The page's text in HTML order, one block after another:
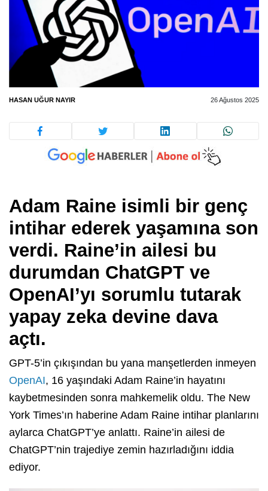
HASAN UĞUR NAYIR 26 Ağustos 2025
Adam Raine isimli bir genç
intihar ederek yaşamına son
verdi. Raine’in ailesi bu
durumdan ChatGPT ve
OpenAI’yı sorumlu tutarak
yapay zeka devine dava
açtı.
GPT-5’in çıkışından bu yana manşetlerden inmeyen
OpenAI, 16 yaşındaki Adam Raine’in hayatını
kaybetmesinden sonra mahkemelik oldu. The New
York Times’ın haberine Adam Raine intihar planlarını
aylarca ChatGPT’ye anlattı. Raine’in ailesi de
ChatGPT’nin trajediye zemin hazırladığını iddia
ediyor.